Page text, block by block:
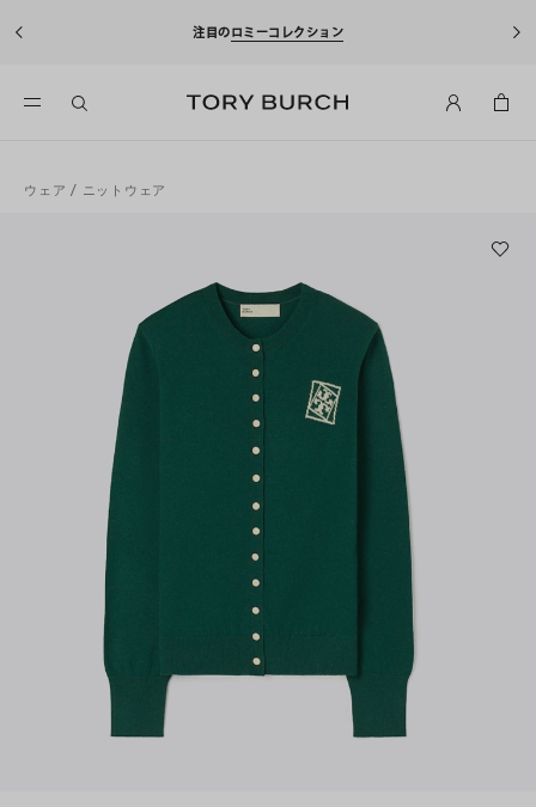
注目のロミーコレクション
ウェア / ニットウェア